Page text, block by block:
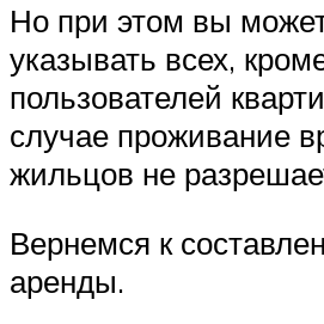
Но при этом вы
указывать всех,
пользователей
случае проживание
жильцов не
Вернемся к
аренды.